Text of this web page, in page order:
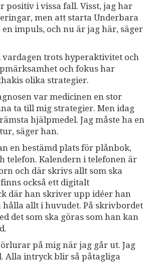
positiv i vissa fall. Visst, jag har
men att starta Underbara
en impuls, och nu är jag här, säger
vardagen trots hyperaktivitet och
och fokus har
olika strategier.
var medicinen en stor
ta till mig strategier. Men idag
hjälpmedel. Jag måste ha en
säger han.
en bestämd plats för plånbok,
telefon. Kalendern i telefonen är
och där skrivs allt som ska
också ett digitalt
där han skriver upp idéer han
allt i huvudet. På skrivbordet
det som ska göras som han kan
på mig när jag går ut. Jag
Alla intryck blir så påtagliga